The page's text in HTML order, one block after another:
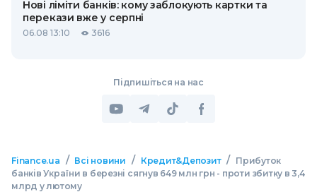
Нові ліміти банків: кому заблокують картки та
перекази вже у серпні
06.08 13:10 3616
Підпишіться на нас
Finance.ua / Всі новини / Кредит&Депозит / Прибуток
банків України в березні сягнув 649 млн грн - проти збитку в 3,4
млрд у лютому